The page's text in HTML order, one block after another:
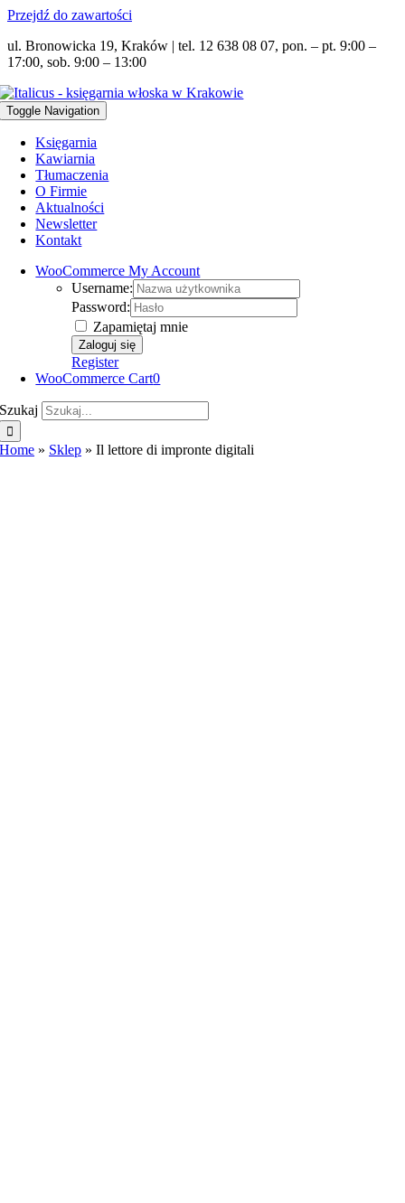
Przejdź do zawartości
ul. Bronowicka 19, Kraków | tel. 12 638 08 07, pon. – pt. 9:00 –
17:00, sob. 9:00 – 13:00
Toggle Navigation
Księgarnia
Kawiarnia
Tłumaczenia
O Firmie
Aktualności
Newsletter
Kontakt
WooCommerce My Account
Username:
Password:
Zapamiętaj mnie
Register
WooCommerce Cart0
Szukaj
Home » Sklep »Il lettore di impronte digitali